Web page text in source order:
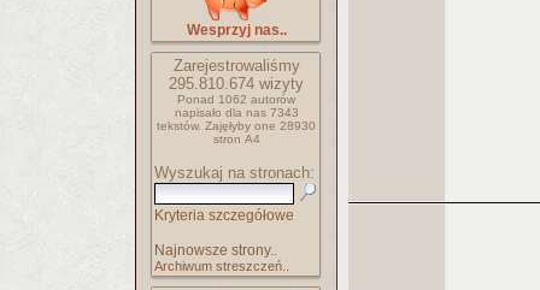
Wesprzyj nas..
Zarejestrowaliśmy
295.810.674 wizyty
Ponad 1062 autorów
napisało dla nas 7343
tekstów. Zajęłyby one 28930
stron A4
Wyszukaj na stronach:
Kryteria szczegółowe
Najnowsze strony..
Archiwum streszczeń..